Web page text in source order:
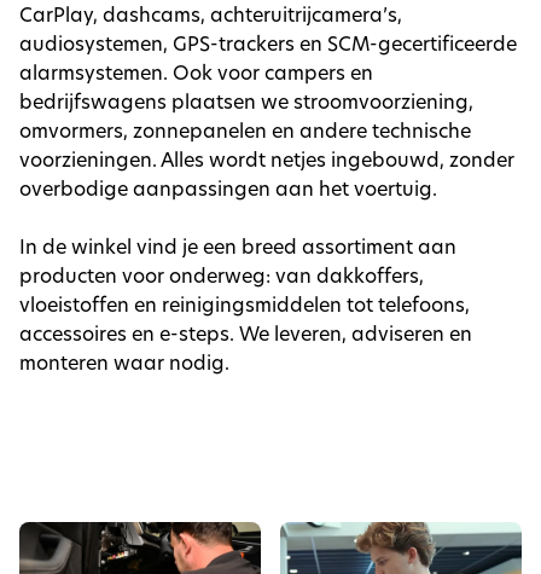
CarPlay, dashcams, achteruitrijcamera’s,
audiosystemen, GPS-trackers en SCM-gecertificeerde
alarmsystemen. Ook voor campers en
bedrijfswagens plaatsen we stroomvoorziening,
omvormers, zonnepanelen en andere technische
voorzieningen. Alles wordt netjes ingebouwd, zonder
overbodige aanpassingen aan het voertuig.
In de winkel vind je een breed assortiment aan
producten voor onderweg: van dakkoffers,
vloeistoffen en reinigingsmiddelen tot telefoons,
accessoires en e-steps. We leveren, adviseren en
monteren waar nodig.